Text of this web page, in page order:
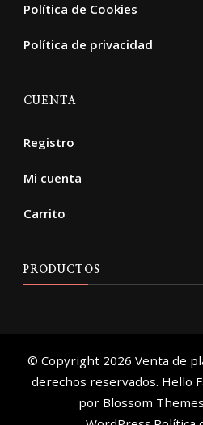
Política de Cookies
Política de privacidad
CUENTA
Registro
Mi cuenta
Carrito
PRODUCTOS
© Copyright 2026 Venta de
derechos reservados. Hello
por Blossom Themes